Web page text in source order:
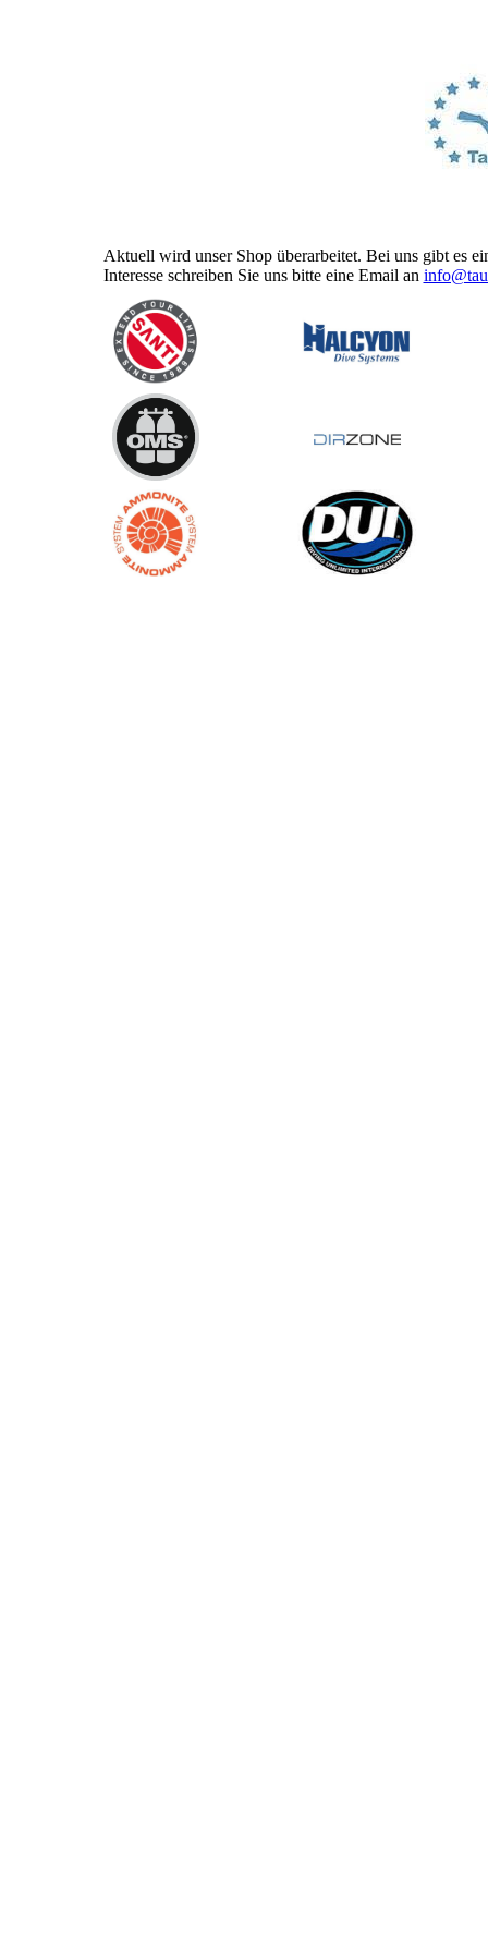
Aktuell wird unser Shop überarbeitet. Bei uns gibt es
Interesse schreiben Sie uns bitte eine Email an